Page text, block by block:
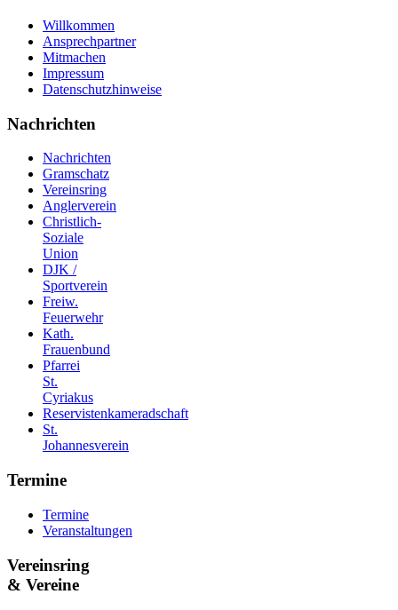
Willkommen
Ansprechpartner
Mitmachen
Impressum
Datenschutzhinweise
Nachrichten
Nachrichten
Gramschatz
Vereinsring
Anglerverein
Christlich-
Soziale
Union
DJK /
Sportverein
Freiw.
Feuerwehr
Kath.
Frauenbund
Pfarrei
St.
Cyriakus
Reservistenkameradschaft
St.
Johannesverein
Termine
Termine
Veranstaltungen
Vereinsring
& Vereine